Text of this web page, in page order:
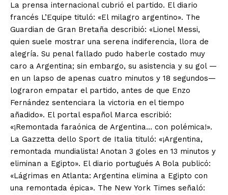
La prensa internacional cubrió el partido. El diario
francés L’Equipe tituló: «El milagro argentino». The
Guardian de Gran Bretaña describió: «Lionel Messi,
quien suele mostrar una serena indiferencia, llora de
alegría. Su penal fallado pudo haberle costado muy
caro a Argentina; sin embargo, su asistencia y su gol —
en un lapso de apenas cuatro minutos y 18 segundos—
lograron empatar el partido, antes de que Enzo
Fernández sentenciara la victoria en el tiempo
añadido». El portal español Marca escribió:
«¡Remontada faraónica de Argentina… con polémica!».
La Gazzetta dello Sport de Italia tituló: «¡Argentina,
remontada mundialista! Anotan 3 goles en 13 minutos y
eliminan a Egipto». El diario portugués A Bola publicó:
«Lágrimas en Atlanta: Argentina elimina a Egipto con
una remontada épica». The New York Times señaló: